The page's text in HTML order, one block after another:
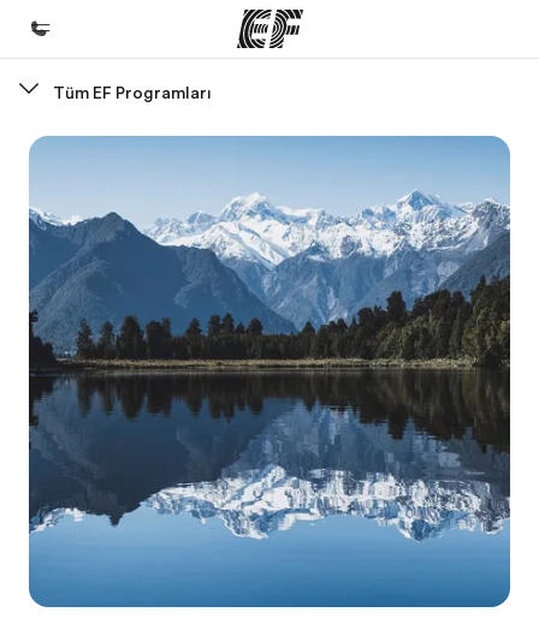
EF'e hoş geldiniz
Programlarımız
Tüm programlarımıza göz atın
Ofislerimiz
Size yakın bir EF ofisi bulun
Hakkımızda
Biz kimiz?
Kariyer
Ekibimize katılın
Tüm EF Programları